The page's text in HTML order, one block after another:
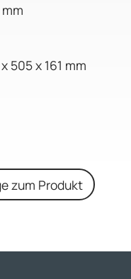
505 x 161 mm
zum Produkt